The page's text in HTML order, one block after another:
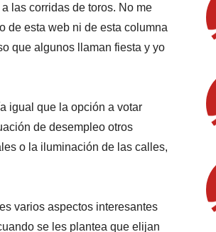
las corridas de toros. No me
de esta web ni de esta columna
que algunos llaman fiesta y yo
igual que la opción a votar
de desempleo otros
o la iluminación de las calles,
varios aspectos interesantes
se les plantea que elijan